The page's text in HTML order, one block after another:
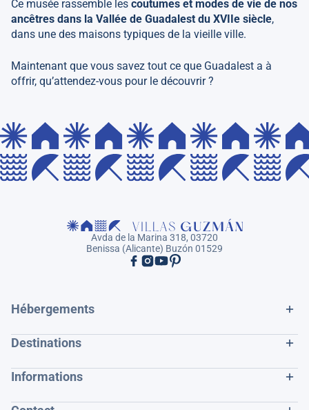
Ce musée rassemble les coutumes et modes de vie de nos
ancêtres dans la Vallée de Guadalest du XVIIe siècle,
dans une des maisons typiques de la vieille ville.
Maintenant que vous savez tout ce que Guadalest a à
offrir, qu’attendez-vous pour le découvrir ?
Avda de la Marina 318, 03720
Benissa (Alicante) Buzón 01529
Hébergements
Destinations
Informations